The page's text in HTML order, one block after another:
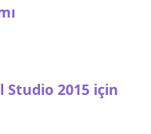
2015 için